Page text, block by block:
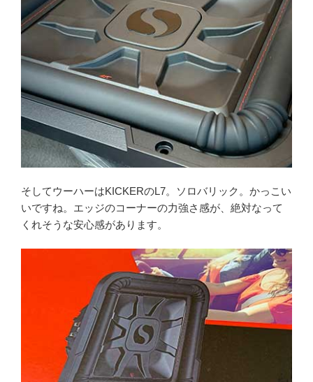
そしてウーハーはKICKERのL7。ソロバリック。かっこい
いですね。エッジのコーナーの力強さ感が、絶対なって
くれそうな安心感があります。